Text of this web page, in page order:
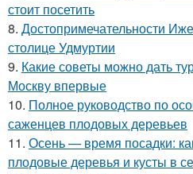
стоит посетить
8. Достопримечательности
столице Удмуртии
9. Какие советы можно дать
Москву впервые
10. Полное руководство по
саженцев плодовых деревьев
11. Осень — время посадки:
плодовые деревья и кусты в